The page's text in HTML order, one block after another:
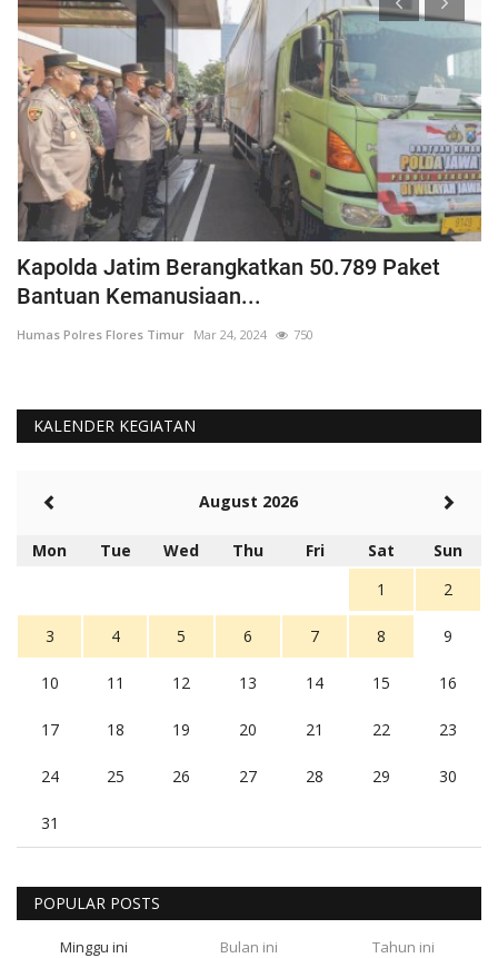
Kapolda Jatim Berangkatkan 50.789 Paket
Bantuan Kemanusiaan...
Humas Polres Flores Timur Mar 24, 2024 750
KALENDER KEGIATAN
August 2026
Mon Tue Wed Thu Fri Sat
Sun
1
2
3 4 5 6 7 8 9
10 11 12 13 14 15 16
17 18 19 20 21 22 23
24 25 26 27 28 29 30
31
POPULAR POSTS
Minggu ini Bulan ini Tahun ini